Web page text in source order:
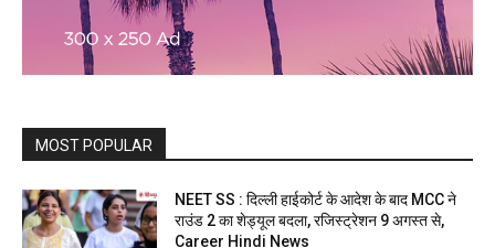
MOST POPULAR
NEET SS : दिल्ली हाईकोर्ट के आदेश के बाद MCC ने
राउंड 2 का शेड्यूल बदला, रजिस्ट्रेशन 9 अगस्त से,
Career Hindi News